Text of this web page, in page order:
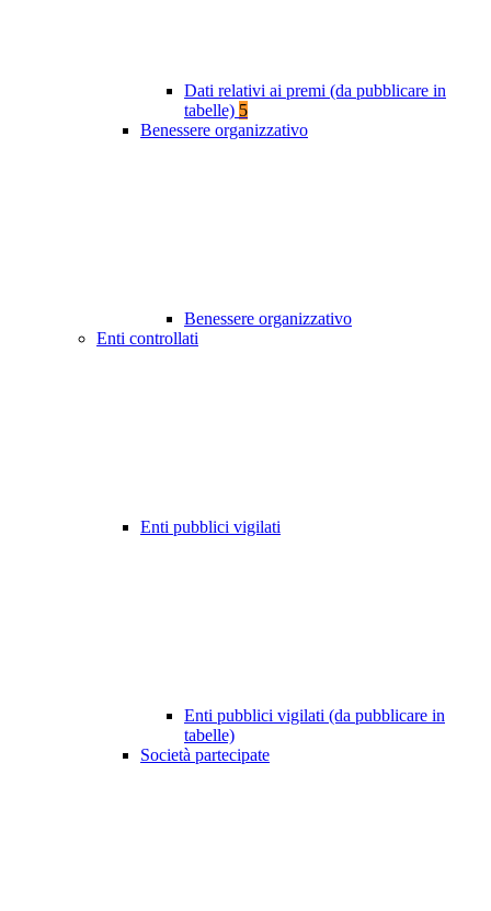
Dati relativi ai premi (da pubblicare in
tabelle) 5
Benessere organizzativo
Benessere organizzativo
Enti controllati
Enti pubblici vigilati
Enti pubblici vigilati (da pubblicare in
tabelle)
Società partecipate